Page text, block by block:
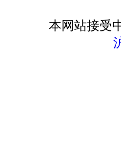
本网站接受